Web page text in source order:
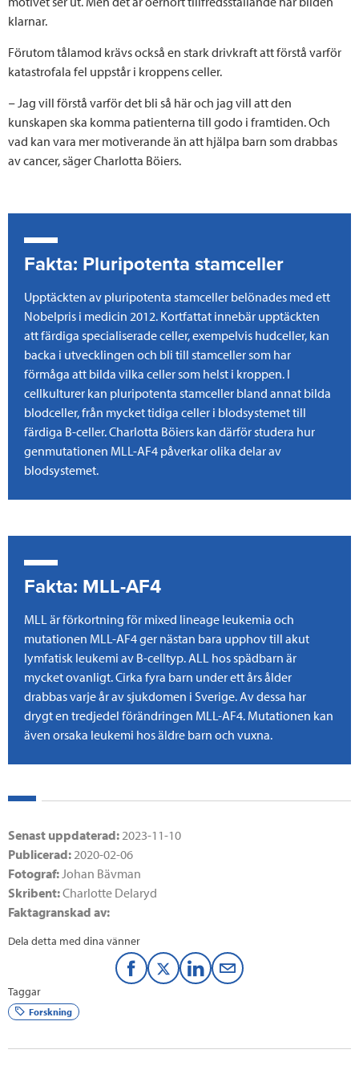
klarnar.
Förutom tålamod krävs också en stark drivkraft att förstå varför
katastrofala fel uppstår i kroppens celler.
− Jag vill förstå varför det bli så här och jag vill att den
kunskapen ska komma patienterna till godo i framtiden. Och
vad kan vara mer motiverande än att hjälpa barn som drabbas
av cancer, säger Charlotta Böiers.
Fakta: Pluripotenta stamceller
Upptäckten av pluripotenta stamceller belönades med ett
Nobelpris i medicin 2012. Kortfattat innebär upptäckten
att färdiga specialiserade celler, exempelvis hudceller, kan
backa i utvecklingen och bli till stamceller som har
förmåga att bilda vilka celler som helst i kroppen. I
cellkulturer kan pluripotenta stamceller bland annat bilda
blodceller, från mycket tidiga celler i blodsystemet till
färdiga B-celler. Charlotta Böiers kan därför studera hur
genmutationen MLL-AF4 påverkar olika delar av
blodsystemet.
Fakta: MLL-AF4
MLL är förkortning för mixed lineage leukemia och
mutationen MLL-AF4 ger nästan bara upphov till akut
lymfatisk leukemi av B-celltyp. ALL hos spädbarn är
mycket ovanligt. Cirka fyra barn under ett års ålder
drabbas varje år av sjukdomen i Sverige. Av dessa har
drygt en tredjedel förändringen MLL-AF4. Mutationen kan
även orsaka leukemi hos äldre barn och vuxna.
Senast uppdaterad:2023-11-10
Publicerad:2020-02-06
Fotograf:Johan Bävman
Skribent:Charlotte Delaryd
Faktagranskad av:
Dela detta med dina vänner
F
T
L
M
Taggar
Forskning